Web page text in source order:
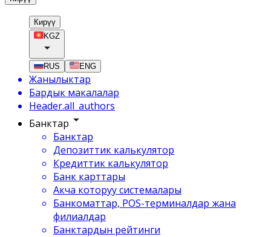
Кирүү
KGZ
RUS ENG
Жанылыктар
Бардык макалалар
Header.all_authors
Банктар
Банктар
Депозиттик калькулятор
Кредиттик калькулятор
Банк карттары
Акча которуу системалары
Банкоматтар, POS-терминалдар жана
филиалдар
Банктардын рейтинги